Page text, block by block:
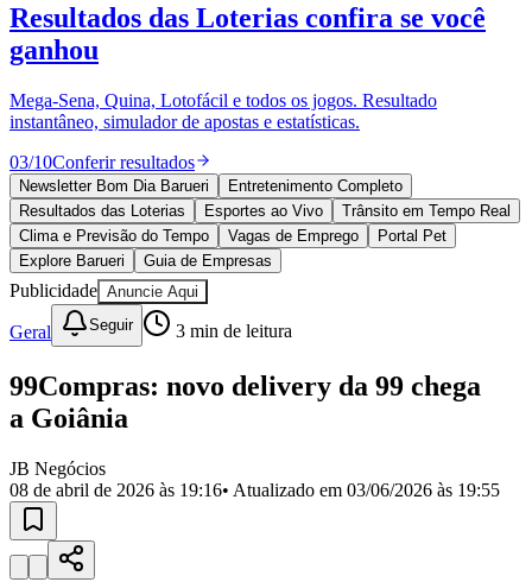
Anuncie no Portal
Cadastrar Empresa
Divulgar Vagas
Política
Esportes
Saúde
Segurança
Cultura
Meio Ambiente
Obras
Educação
Bairros de Barueri
Selecione sua região Para notícias da sua região
JubranBelval
VistaCalifórniaCarapicuíbaCentroChácaras MarcoCidades da
Região
Militar
Califórnia Jardim dos Altos
Esperança Jardim Graziela
Resultados das Loterias confira se você
ganhou
Mega-Sena, Quina, Lotofácil e todos os jogos. Resultado
instantâneo, simulador de apostas e estatísticas.
03/10Conferir resultados
Newsletter Bom Dia Barueri
Entretenimento Completo
Resultados das Loterias
Esportes ao Vivo
Trânsito em Tempo Real
Clima e Previsão do Tempo
Vagas de Emprego
Portal Pet
Explore Barueri
Guia de Empresas
Publicidade Anuncie Aqui
Geral Seguir 3 min de leitura
99Compras: novo delivery da 99 chega
a Goiânia
JB Negócios
08 de abril de 2026 às 19:16• Atualizado em 03/06/2026 às 19:55